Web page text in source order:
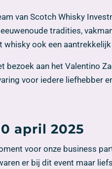
van Scotch Whisky
tradities,
ook een
bezoek aan het Valentino
voor iedere liefhebber
april 2025
voor onze business
er bij dit event maar